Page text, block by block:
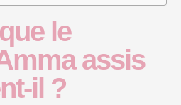
le
assis
il ?